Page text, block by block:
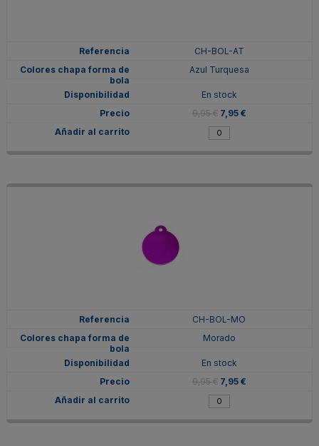
CH-BOL-AT
Azul Turquesa
En stock
9,95 € 7,95 €
CH-BOL-MO
Morado
En stock
9,95 € 7,95 €